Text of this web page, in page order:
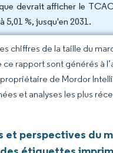
devrait afficher le
5,01 %, jusqu'en 2031.
chiffres de la taille du
rapport sont générés à
de Mordor
et analyses les plus
et perspectives du